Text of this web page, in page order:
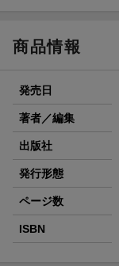
商品情報
発売日
著者／編集
出版社
発行形態
ページ数
ISBN